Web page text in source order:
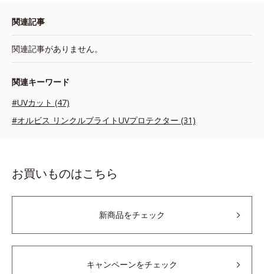
関連記事
関連記事がありません。
関連キーワード
#UVカット (47)
#オルビス リンクルブライトUVプロテクター (31)
お買いものはこちら
新商品をチェック
キャンペーンをチェック